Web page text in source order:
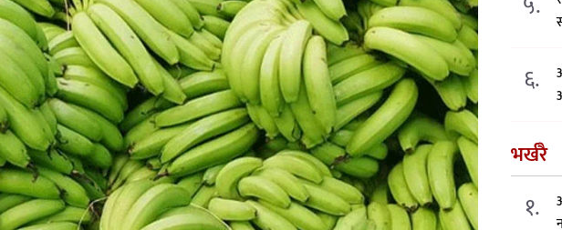
६.
भर्खरै
१.